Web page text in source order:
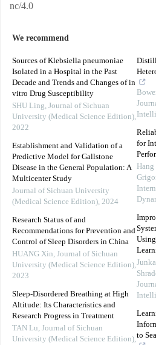
nc/4.0
We recommend
Sources of Klebsiella pneumoniae
Isolated in a Hospital in the Past
Decade and Trends and Changes of in
vitro Drug Susceptibility
SHU Ling, Journal of Sichuan
University (Medical Science Edition),
2022
Establishment and Validation of a
Predictive Model for Gallstone
Disease in the General Population: A
Multicenter Study
Journal of Sichuan University
(Medical Science Edition), 2024
Research Status of and
Recommendations for Prevention and
Control of Sleep Disorders in China
HUANG Xin, Journal of Sichuan
University (Medical Science Edition),
2023
Sleep-Disordered Breathing at High
Altitude: Its Characteristics and
Research Progress in Treatment
TAN Lu, Journal of Sichuan
University (Medical Science Edition),
for
to